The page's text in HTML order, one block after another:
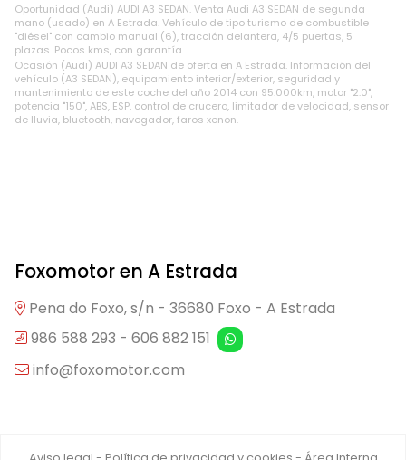
Oportunidad (Audi) AUDI A3 SEDAN. Venta Audi A3 SEDAN de segunda
mano (usado) en A Estrada. Vehículo de tipo turismo de combustible
"diésel" con cambio manual (6), tracción delantera, 4/5 puertas, 5
plazas. Pocos kms, con garantía.
Ocasión (Audi) AUDI A3 SEDAN de oferta en A Estrada. Información del
vehículo (A3 SEDAN), equipamiento interior/exterior, seguridad y
mantenimiento de este coche del año 2014 con 95.000km, motor "2.0",
potencia "150", ABS, ESP, control de crucero, limitador de velocidad, sensor
de lluvia, bluetooth, navegador, faros xenon.
Foxomotor en A Estrada
Pena do Foxo, s/n - 36680 Foxo - A Estrada
986 588 293 - 606 882 151
info@foxomotor.com